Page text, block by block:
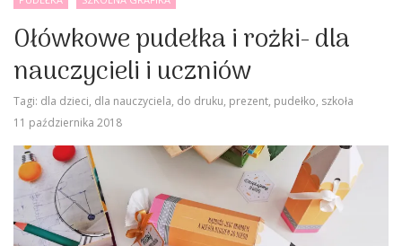
Ołówkowe pudełka i rożki- dla
nauczycieli i uczniów
Tagi: dla dzieci, dla nauczyciela, do druku, prezent, pudełko, szkoła
11 października 2018